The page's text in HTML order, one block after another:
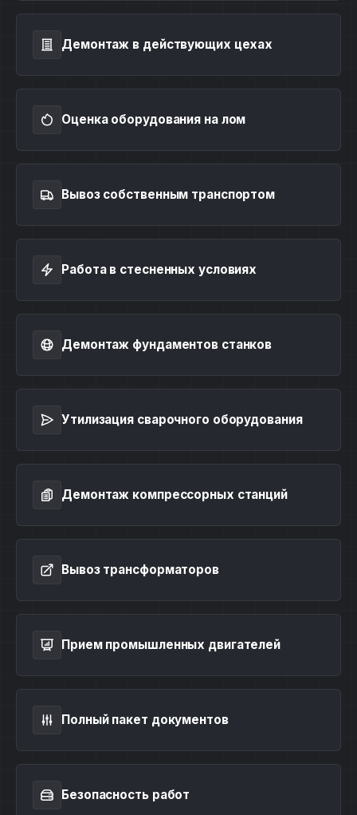
Демонтаж в действующих цехах
Оценка оборудования на лом
Вывоз собственным транспортом
Работа в стесненных условиях
Демонтаж фундаментов станков
Утилизация сварочного оборудования
Демонтаж компрессорных станций
Вывоз трансформаторов
Прием промышленных двигателей
Полный пакет документов
Безопасность работ